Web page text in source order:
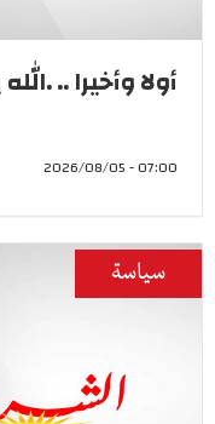
أولا وأخيرا ..
07:00 - 2026/08/05
سياسة